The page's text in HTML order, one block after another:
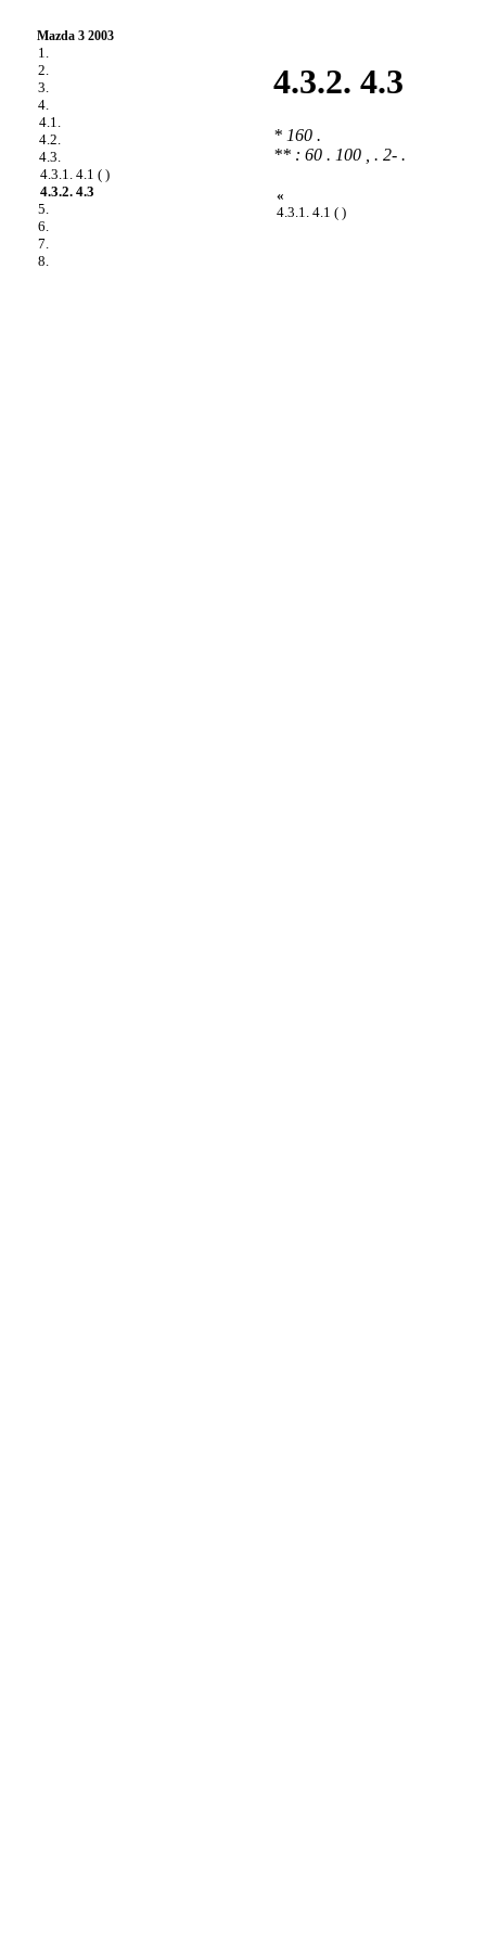
Mazda 3 2003
1.
2.
3.
4.
4.1.
4.2.
4.3.
4.3.1. 4.1 ( )
4.3.2. 4.3
5.
6.
7.
8.
4.3.2. 4.3
* 160 .
** : 60 . 100 , . 2- .
«
4.3.1. 4.1 ( )